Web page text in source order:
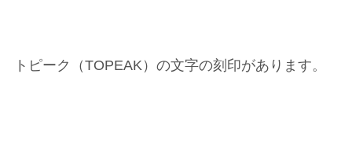
トピーク（TOPEAK）の文字の刻印があります。